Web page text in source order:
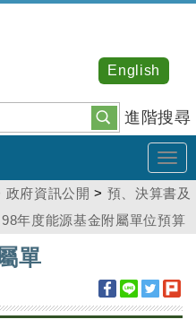
進階搜尋
English
政府資訊公開 > 預、決算書及
98年度能源基金附屬單位預算
單